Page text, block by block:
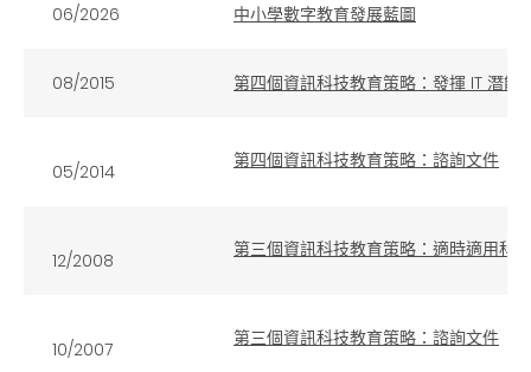
06/2026 中小學數字教育發展藍圖
08/2015 第四個資訊科技教育策略：發揮 IT 潛能
05/2014 第四個資訊科技教育策略：諮詢文件
12/2008 第三個資訊科技教育策略：適時適用科
10/2007 第三個資訊科技教育策略：諮詢文件